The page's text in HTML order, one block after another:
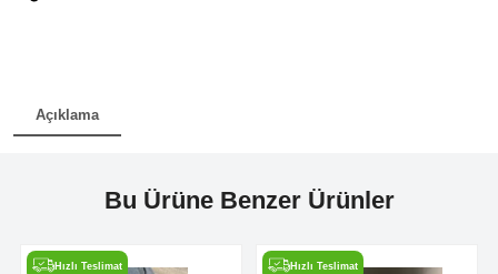
Açıklama
Bu Ürüne Benzer Ürünler
Hızlı Teslimat Hızlı Teslimat